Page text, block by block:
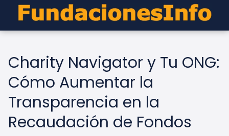
Charity Navigator y Tu ONG:
Cómo Aumentar la
Transparencia en la
Recaudación de Fondos